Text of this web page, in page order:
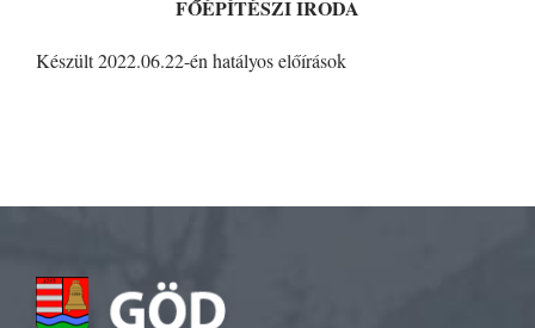
FŐÉPÍTÉSZI IRODA
Készült 2022.06.22-én hatályos előírások